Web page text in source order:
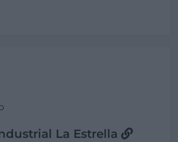
La Estrella